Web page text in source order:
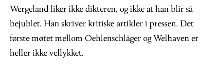
Wergeland liker ikke dikteren, og ikke at han blir så
bejublet. Han skriver kritiske artikler i pressen. Det
første møtet mellom Oehlenschläger og Welhaven er
heller ikke vellykket.